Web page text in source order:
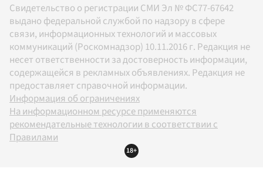
Свидетельство о регистрации СМИ Эл № ФС77-67642
выдано федеральной службой по надзору в сфере
связи, информационных технологий и массовых
коммуникаций (Роскомнадзор) 10.11.2016 г. Редакция не
несет ответственности за достоверность информации,
содержащейся в рекламных объявлениях. Редакция не
предоставляет справочной информации.
Информация об ограничениях
На информационном ресурсе применяются
рекомендательные технологии в соответствии с
Правилами
18+